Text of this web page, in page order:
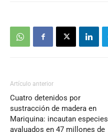
Artículo anterior
Cuatro detenidos por
sustracción de madera en
Mariquina: incautan especies
avaluados en 47 millones de